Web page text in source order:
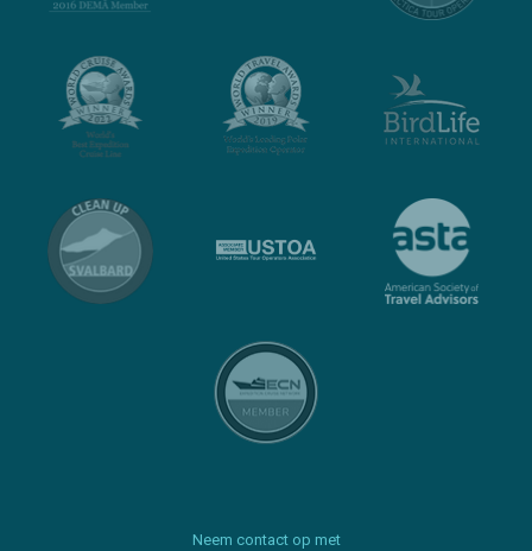
Neem contact op met